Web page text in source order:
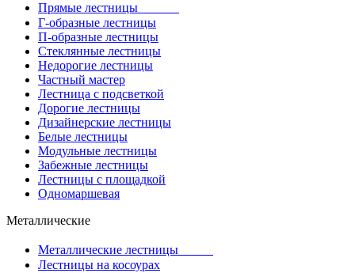
Прямые лестницы
Г-образные лестницы
П-образные лестницы
Стеклянные лестницы
Недорогие лестницы
Частный мастер
Лестница с подсветкой
Дорогие лестницы
Дизайнерские лестницы
Белые лестницы
Модульные лестницы
Забежные лестницы
Лестницы с площадкой
Одномаршевая
Металлические
Металлические лестницы
Лестницы на косоурах